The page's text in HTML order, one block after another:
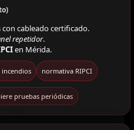
cableado certificado.
repetidor.
en Mérida.
incendios normativa RIPCI
pruebas periódicas